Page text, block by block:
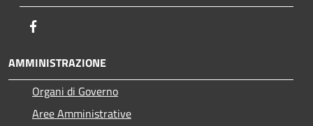
AMMINISTRAZIONE
Organi di Governo
Aree Amministrative